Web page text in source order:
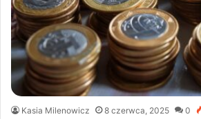
Kasia Milenowicz 8 czerwca, 2025 0